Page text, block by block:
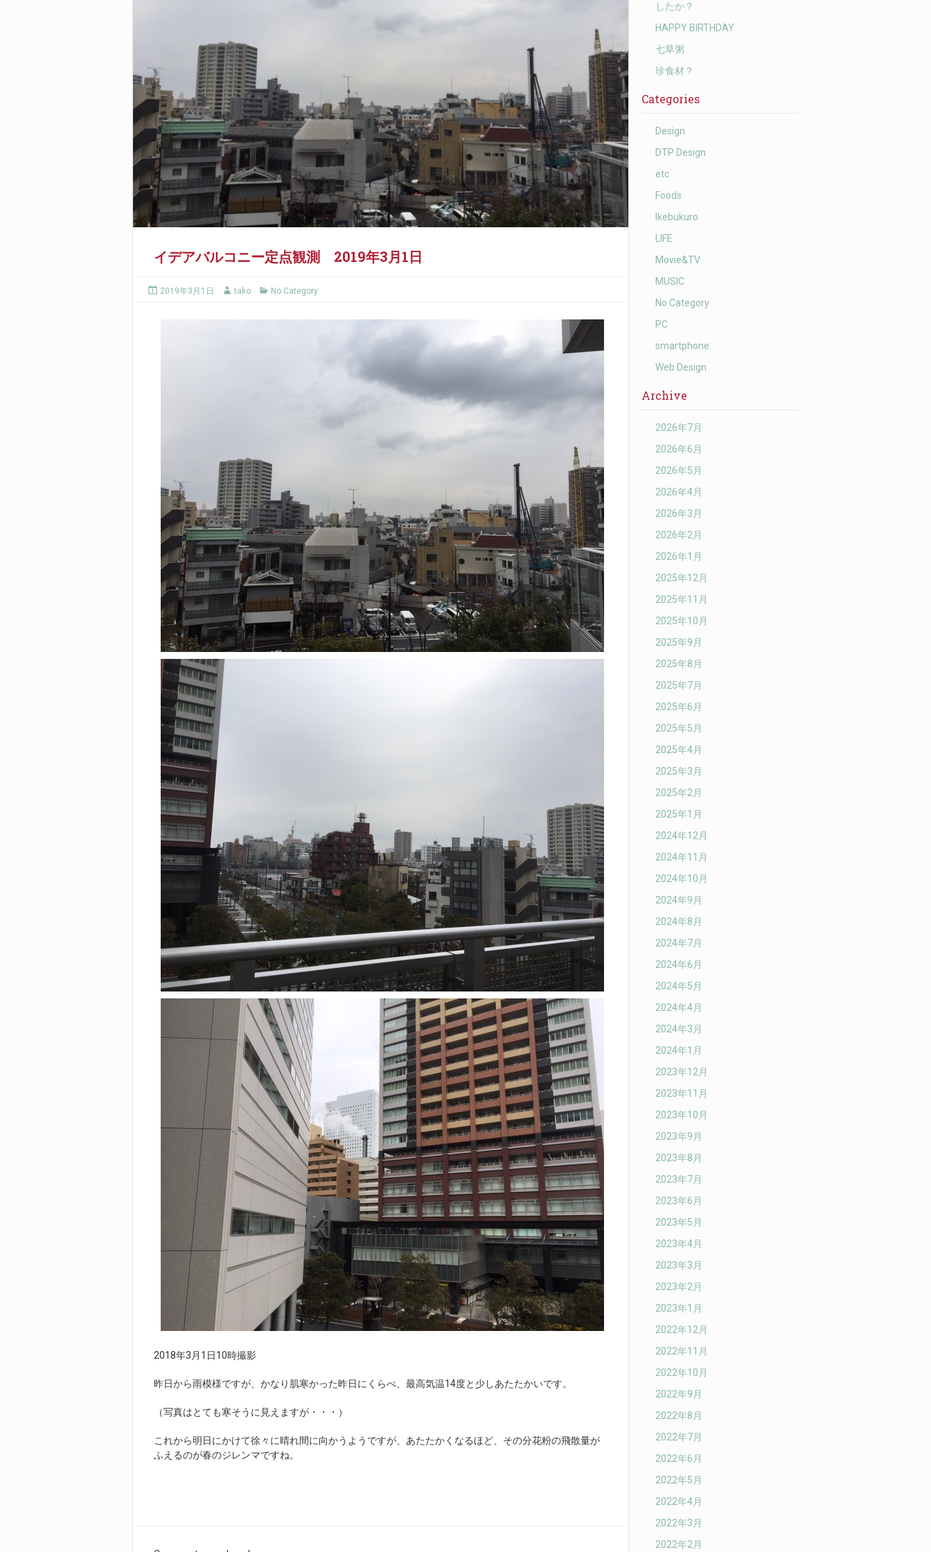
イデアバルコニー定点観測 2019年3月1日
2019年3月1日 tako No Category
2018年3月1日10時撮影
昨日から雨模様ですが、かなり肌寒かった昨日にくらべ、最高気温14度と少しあたたかいです。
（写真はとても寒そうに見えますが・・・）
これから明日にかけて徐々に晴れ間に向かうようですが、あたたかくなるほど、その分花粉の飛散量が
ふえるのが春のジレンマですね。
したか？
HAPPY BIRTHDAY
七草粥
珍食材？
Categories
Design
DTP Design
etc
Foods
Ikebukuro
LIFE
Movie&TV
MUSIC
No Category
PC
smartphone
Web Design
Archive
2026年7月
2026年6月
2026年5月
2026年4月
2026年3月
2026年2月
2026年1月
2025年12月
2025年11月
2025年10月
2025年9月
2025年8月
2025年7月
2025年6月
2025年5月
2025年4月
2025年3月
2025年2月
2025年1月
2024年12月
2024年11月
2024年10月
2024年9月
2024年8月
2024年7月
2024年6月
2024年5月
2024年4月
2024年3月
2024年1月
2023年12月
2023年11月
2023年10月
2023年9月
2023年8月
2023年7月
2023年6月
2023年5月
2023年4月
2023年3月
2023年2月
2023年1月
2022年12月
2022年11月
2022年10月
2022年9月
2022年8月
2022年7月
2022年6月
2022年5月
2022年4月
2022年3月
2022年2月